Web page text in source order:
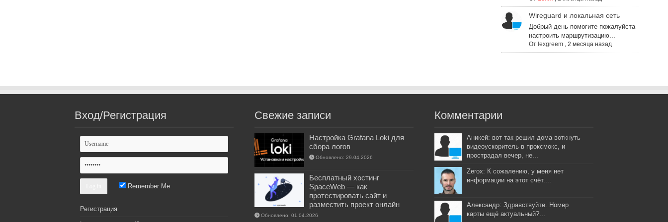
Wireguard и локальная сеть
Добрый день помогите пожалуйста
настроить маршрутизацию...
От lexgreem, 2 месяца назад
Вход/Регистрация
Remember Me
Регистрация
Свежие записи
Настройка Grafana Loki для
сбора логов
Обновлено: 29.04.2026
Бесплатный хостинг
SpaceWeb — как
протестировать сайт и
разместить проект онлайн
Обновлено: 01.04.2026
Комментарии
Аникей: вот так решил дома воткнуть
видеоускоритель в проксмокс, и
прострадал вечер, не...
Zerox: К сожалению, у меня нет
информации на этот счёт....
Александр: Здравствуйте. Номер
карты ещё актуальный?...